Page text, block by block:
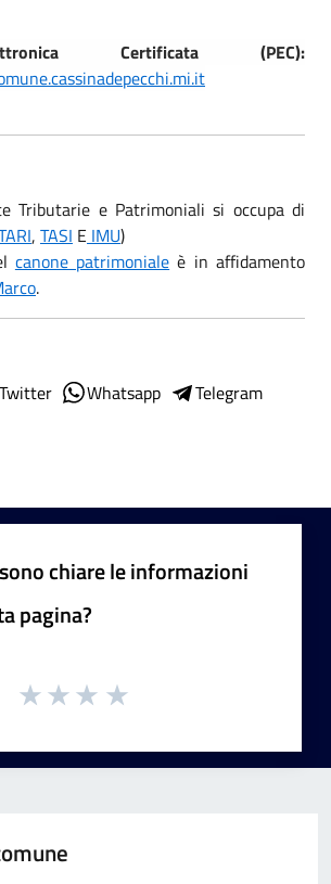
Certificata (PEC):
Tributarie e Patrimoniali si occupa di
, TASI E IMU)
canone patrimoniale è in affidamento
.
Twitter Whatsapp
Telegram
chiare le informazioni
pagina?